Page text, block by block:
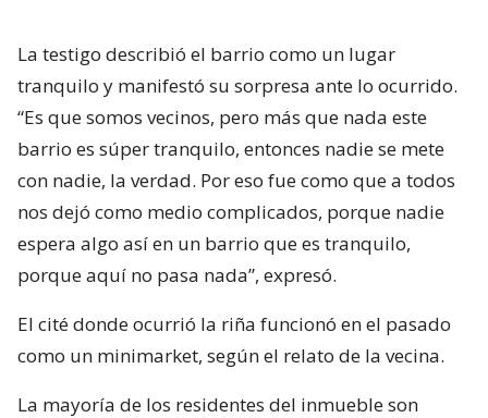
La testigo describió el barrio como un lugar
tranquilo y manifestó su sorpresa ante lo ocurrido.
“Es que somos vecinos, pero más que nada este
barrio es súper tranquilo, entonces nadie se mete
con nadie, la verdad. Por eso fue como que a todos
nos dejó como medio complicados, porque nadie
espera algo así en un barrio que es tranquilo,
porque aquí no pasa nada”, expresó.
El cité donde ocurrió la riña funcionó en el pasado
como un minimarket, según el relato de la vecina.
La mayoría de los residentes del inmueble son